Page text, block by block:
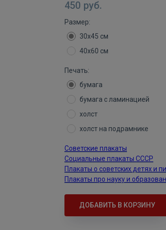
450 руб.
Размер:
30х45 см
40х60 см
Печать:
бумага
бумага с ламинацией
холст
холст на подрамнике
Советские плакаты
Социальные плакаты СССР
Плакаты о советских детях и
Плакаты про науку и
ДОБАВИТЬ В КОРЗИНУ